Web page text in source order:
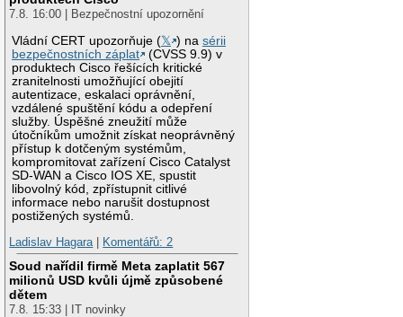
7.8. 16:00 | Bezpečnostní upozornění
Vládní CERT upozorňuje (𝕏 ) nasérii
bezpečnostních záplat
(CVSS 9.9) v
produktech Cisco řešících kritické
zranitelnosti umožňující obejití
autentizace, eskalaci oprávnění,
vzdálené spuštění kódu a odepření
služby. Úspěšné zneužití může
útočníkům umožnit získat neoprávněný
přístup k dotčeným systémům,
kompromitovat zařízení Cisco Catalyst
SD-WAN a Cisco IOS XE, spustit
libovolný kód, zpřístupnit citlivé
informace nebo narušit dostupnost
postižených systémů.
Ladislav Hagara| Komentářů: 2
Soud nařídil firmě Meta zaplatit 567
milionů USD kvůli újmě způsobené
dětem
7.8. 15:33 | IT novinky